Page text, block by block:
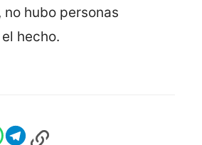
hubo personas
hecho.